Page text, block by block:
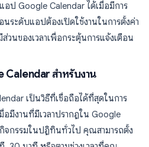
ป Google Calendar ได้เมื่อมีการ
นระดับแอปต้องเปิดใช้งานในการตั้งค่า
นของเวลาเพื่อกระตุ้นการแจ้งเตือน
Calendar สำหรับงาน
เป็นวิธีที่เชื่อถือได้ที่สุดในการ
มีงานที่มีเวลาปรากฏใน Google
จกรรมในปฏิทินทั่วไป คุณสามารถตั้ง